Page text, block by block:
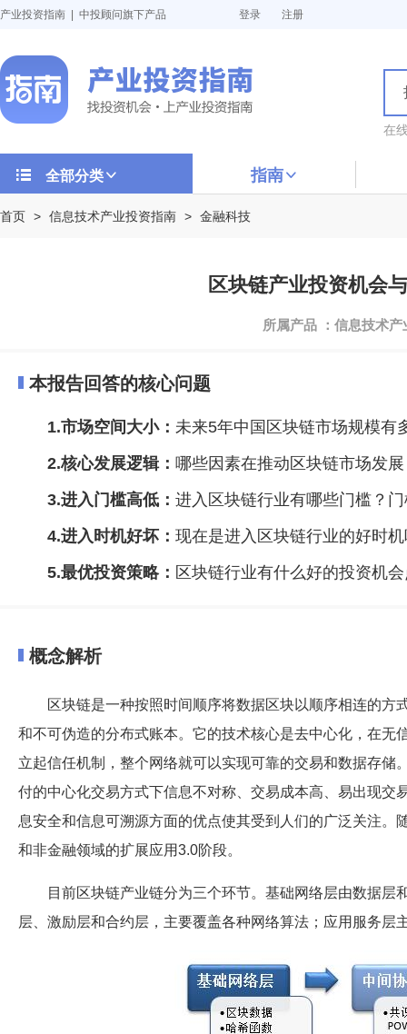
产业投资指南 | 中投顾问旗下产品 登录 注册
在
全部分类 指南
首页 > 信息技术产业投资指南 > 金融科技
区块链产业投资机会
所属产品 ：信息技术
本报告回答的核心问题
1.市场空间大小： 未来5年中国区块链市场规模有
2.核心发展逻辑： 哪些因素在推动区块链市场发
3.进入门槛高低： 进入区块链行业有哪些门槛？
4.进入时机好坏： 现在是进入区块链行业的好时
5.最优投资策略： 区块链行业有什么好的投资机
概念解析
区块链是一种按照时间顺序将数据区块以顺序相连的
和不可伪造的分布式账本。它的技术核心是去中心化，在
立起信任机制，整个网络就可以实现可靠的交易和数据存
付的中心化交易方式下信息不对称、交易成本高、易出现
息安全和信息可溯源方面的优点使其受到人们的广泛关注
和非金融领域的扩展应用3.0阶段。
目前区块链产业链分为三个环节。基础网络层由数据
层、激励层和合约层，主要覆盖各种网络算法；应用服务